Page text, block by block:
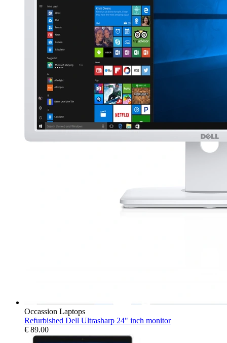
Occassion Laptops
Refurbished Dell Ultrasharp 24" inch monitor
€ 89.00